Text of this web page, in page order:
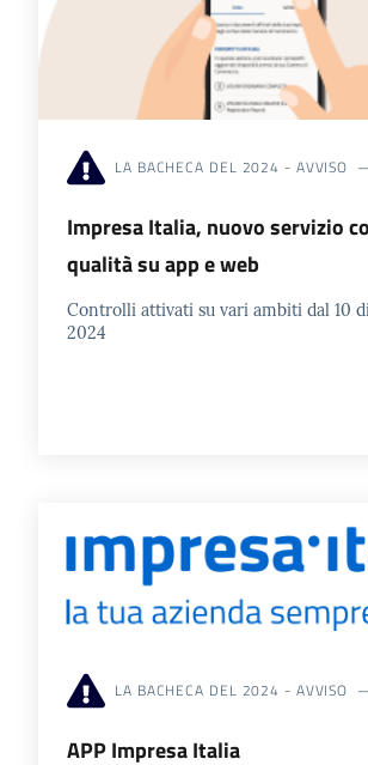
LA BACHECA DEL 2024 - AVVISO
Impresa Italia, nuovo servizio
qualità su app e web
Controlli attivati su vari ambiti dal 10
2024
LA BACHECA DEL 2024 - AVVISO
APP Impresa Italia